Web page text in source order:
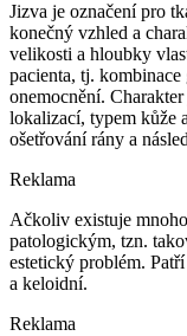
Jizva je označení pro
konečný vzhled a
velikosti a hloubky
pacienta, tj.
onemocnění.
lokalizací, typem kůže
ošetřování rány a
Reklama
Ačkoliv existuje
patologickým, tzn.
estetický problém.
a keloidní.
Reklama